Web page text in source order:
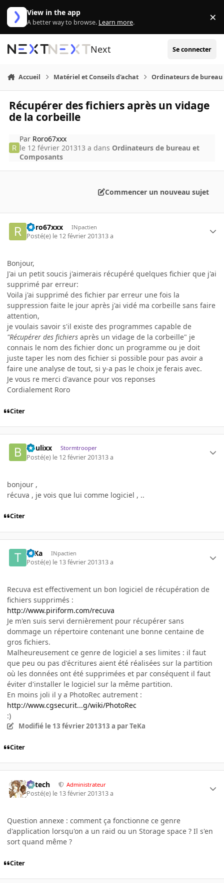
Aller au contenu
View in the app
A better way to browse. Learn more. ×
Next Se connecter
Accueil Matériel et Conseils d'achat Ordinateurs de bureau
Récupérer des fichiers après un vidage
de la corbeille
Par Roro67xxx
le 12 février 201313 a dans Ordinateurs de bureau et
Composants
Commencer un nouveau sujet
Roro67xxx INpactien
Posté(e) le 12 février 201313 a
Bonjour,
J'ai un petit soucis j'aimerais récupéré quelques fichier que j'ai
supprimé par erreur:
Voila j'ai supprimé des fichier par erreur une fois la
suppression faite le jour après j'ai vidé ma corbeille sans faire
attention,
je voulais savoir s'il existe des programmes capable de
"Récupérer des fichiers après un vidage de la corbeille" je
connais le nom des fichier donc un programme ou je doit
juste taper les nom des fichier si possible pour pas avoir a
faire une analyse de tout, si y-a pas le choix je ferais avec.
Je vous re merci d'avance pour vos reponses
Cordialement Roro
Citer
boulixx Stormtrooper
Posté(e) le 12 février 201313 a
bonjour ,
récuva , je vois que lui comme logiciel , ..
Citer
TeKa INpactien
Posté(e) le 13 février 201313 a
Recuva est effectivement un bon logiciel de récupération de
fichiers supprimés :
http://www.piriform.com/recuva
Je m'en suis servi dernièrement pour récupérer sans
dommage un répertoire contenant une bonne centaine de
gros fichiers.
Malheureusement ce genre de logiciel a ses limites : il faut
que peu ou pas d'écritures aient été réalisées sur la partition
où les données ont été supprimées et par conséquent il faut
éviter d'installer le logiciel sur la même partition.
En moins joli il y a PhotoRec autrement :
http://www.cgsecurit...g/wiki/PhotoRec
:)
Modifié le 13 février 201313 a par TeKa
Citer
Edtech Administrateur
Posté(e) le 13 février 201313 a
Question annexe : comment ça fonctionne ce genre
d'application lorsqu'on a un raid ou un Storage space ? Il s'en
sort quand même ?
Citer